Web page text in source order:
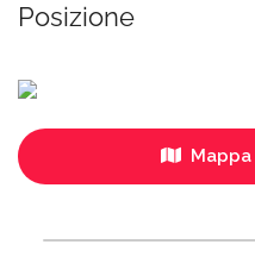
Posizione